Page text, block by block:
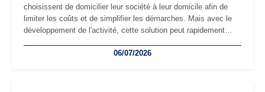
choisissent de domicilier leur société à leur domicile afin de
limiter les coûts et de simplifier les démarches. Mais avec le
développement de l'activité, cette solution peut rapidement
professionnels, recrutement, image de marque… Le
06/07/2026